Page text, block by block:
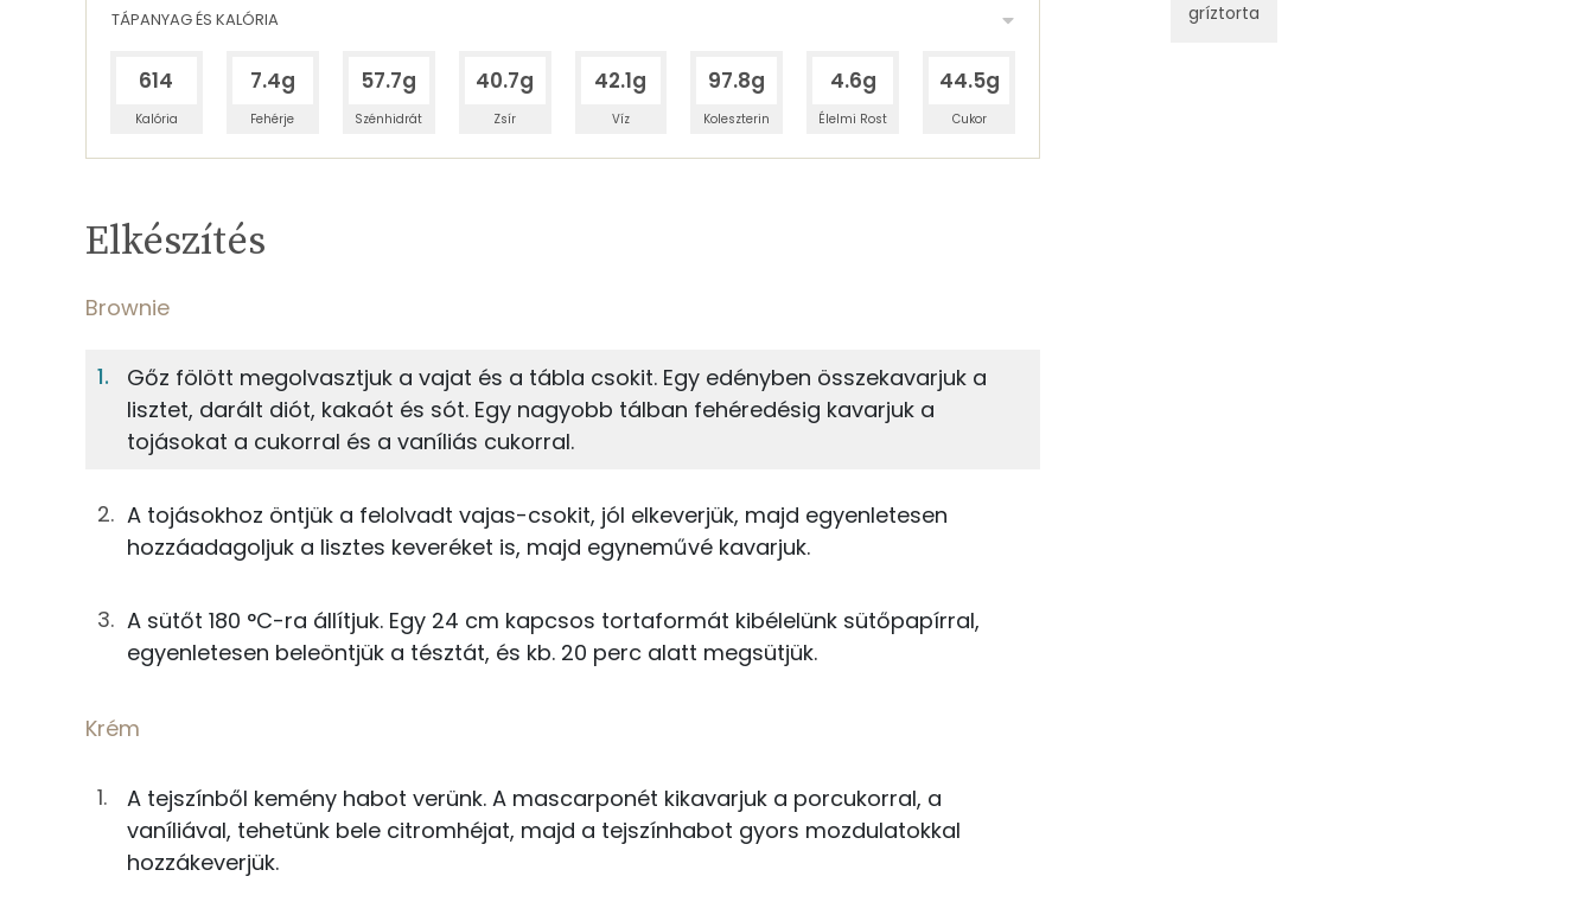
TÁPANYAG ÉS KALÓRIA
614
Kalória
7.4g
Fehérje
57.7g
Szénhidrát
40.7g
Zsír
42.1g
Víz
97.8g
Koleszterin
4.6g
Élelmi Rost
44.5g
Cukor
8g finomliszt
30 kcal
8g dió
21gcukor
81 kcal
étcsokoládé
15gvaj
108 kcal
vaníliás cukor
0g só 0 kcal
TÁPANYAGTARTALOM
Fehérje
Szénhidrát
Zsír
Víz
TOP ásványi anyagok
Foszfor
Magnézium
Kálcium
Nátrium
Kolin:
C vitamin:
E vitamin:
Niacin - B3 vitamin:
Fehérje
Összesen
Elkészítés
Brownie
Gőz fölött megolvasztjuk a vajat és a tábla csokit. Egy edényben összekavarjuk a
lisztet, darált diót, kakaót és sót. Egy nagyobb tálban fehéredésig kavarjuk a
tojásokat a cukorral és a vaníliás cukorral.
A tojásokhoz öntjük a felolvadt vajas-csokit, jól elkeverjük, majd egyenletesen
hozzáadagoljuk a lisztes keveréket is, majd egyneművé kavarjuk.
A sütőt 180 °C-ra állítjuk. Egy 24 cm kapcsos tortaformát kibélelünk sütőpapírral,
egyenletesen beleöntjük a tésztát, és kb. 20 perc alatt megsütjük.
Krém
A tejszínből kemény habot verünk. A mascarponét kikavarjuk a porcukorral, a
vaníliával, tehetünk bele citromhéjat, majd a tejszínhabot gyors mozdulatokkal
hozzákeverjük.
gríztorta